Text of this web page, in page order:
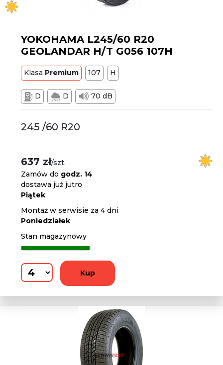
YOKOHAMA L245/60 R20
GEOLANDAR H/T G056 107H
Klasa Premium 107 H
D D 70 dB
245 /60 R20
637 zł/szt.
Zamów do godz. 14
dostawa już jutro
Piątek
Montaż w serwisie za 4 dni
Poniedziałek
Stan magazynowy
Kup